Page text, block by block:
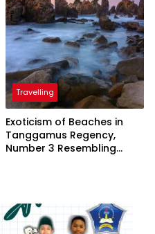
Travelling
Exoticism of Beaches in
Tanggamus Regency,
Number 3 Resembling